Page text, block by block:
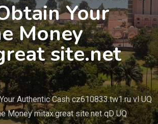
Your
Money
site.net
Authentic Cash cz610833.tw1.ru vl UQ
Money mitax.great site.net qD UQ